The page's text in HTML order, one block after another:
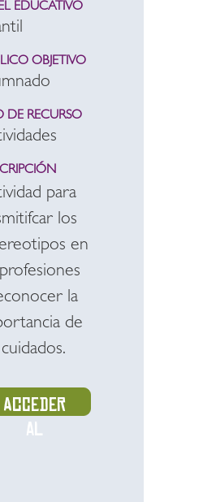
EDUCATIVO
OBJETIVO
DE RECURSO
para
los
en
la
de
Acceder
al